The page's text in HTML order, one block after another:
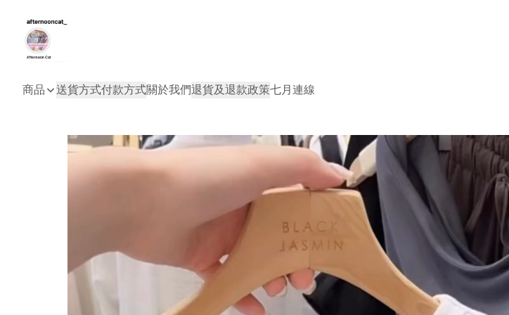
商品 送貨方式付款方式關於我們退貨及退款政策七月連線